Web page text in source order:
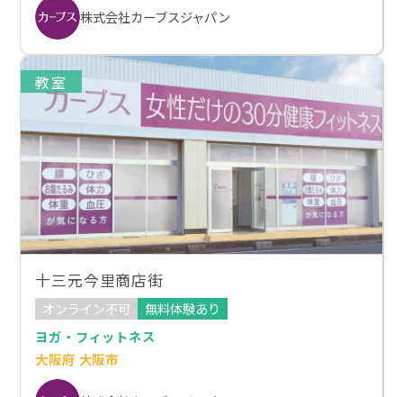
株式会社カーブスジャパン
教室
十三元今里商店街
オンライン不可
無料体験あり
ヨガ・フィットネス
大阪府 大阪市